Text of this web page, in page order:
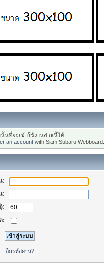
นั้นที่จะเข้าใช้งานส่วนนี้ได้
an account with Siam Subaru Webboard.
:
:
:
ลืมรหัสผ่าน?